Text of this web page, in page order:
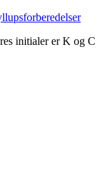
initialer er K og C